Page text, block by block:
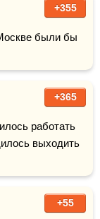
+355
+365
работать
+55